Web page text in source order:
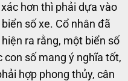
hơn thì phải dựa vào
số xe. Cổ nhân đã
ra rằng, một biển số
số mang ý nghĩa tốt,
hợp phong thủy, cân